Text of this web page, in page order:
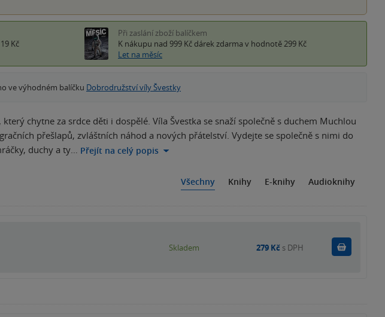
Kč
Při zaslání zboží balíčkem
K nákupu nad 999 Kč dárek zdarma v hodnotě 299 Kč
Let na měsíc
ve výhodném balíčku Dobrodružství víly Švestky
chytne za srdce děti i dospělé. Víla Švestka se snaží společně s duchem Muchlou
přešlapů, zvláštních náhod a nových přátelství. Vydejte se společně s nimi do
duchy a ty… Přejít na celý popis
Všechny Knihy E-knihy Audioknihy
Skladem 279 Kč s DPH